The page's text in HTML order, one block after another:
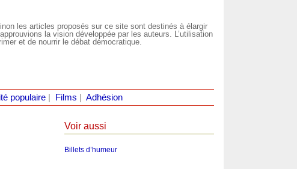
les articles proposés sur ce site sont destinés à élargir
la vision développée par les auteurs. L’utilisation
et de nourrir le débat démocratique.
populaire| Films Adhésion
Voir aussi
Billets d’humeur